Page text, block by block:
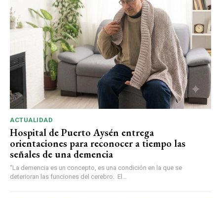
ACTUALIDAD
Hospital de Puerto Aysén entrega
orientaciones para reconocer a tiempo las
señales de una demencia
“La demencia es un concepto, es una condición en la que se
deterioran las funciones del cerebro. El...